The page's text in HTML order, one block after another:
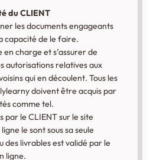
du CLIENT
les documents engageants
capacité de le faire.
charge et s’assurer de
autorisations relatives aux
qui en découlent. Tous les
doivent être acquis par
comme tel.
par le CLIENT sur le site
le sont sous sa seule
des livrables est validé par le
ligne.